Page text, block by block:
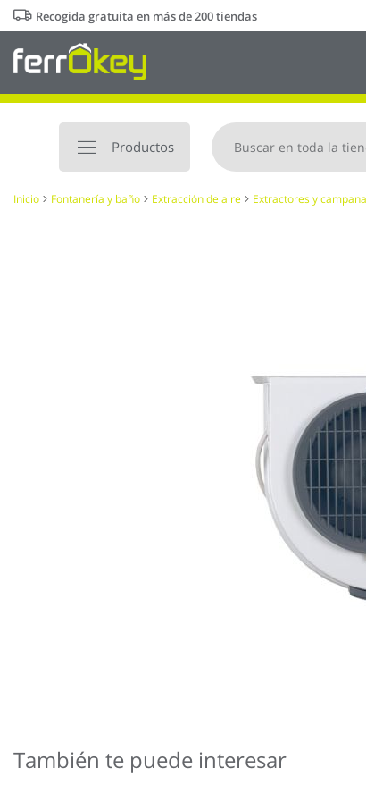
Ir
al
contenido
Recogida gratuita en más de 200 tiendas
Productos
Inicio Fontanería y baño Extracción de aire Extractores y
comienzo
de
También te puede interesar